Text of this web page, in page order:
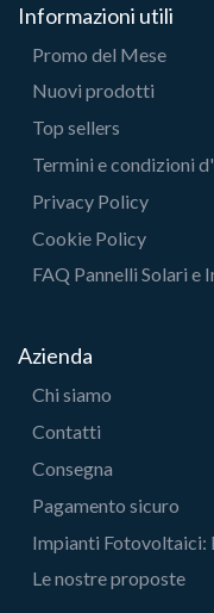
Informazioni utili
Promo del Mese
Nuovi prodotti
Top sellers
Termini e condizioni
Privacy Policy
Cookie Policy
FAQ Pannelli Solari
Azienda
Chi siamo
Contatti
Consegna
Pagamento sicuro
Impianti Fotovoltaici:
Le nostre proposte